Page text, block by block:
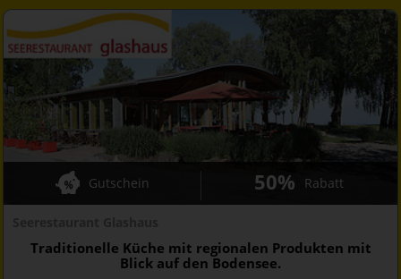
Traditionelle Küche mit regionalen Produkten mit
Blick auf den Bodensee.
Gutschein 50% Rabatt